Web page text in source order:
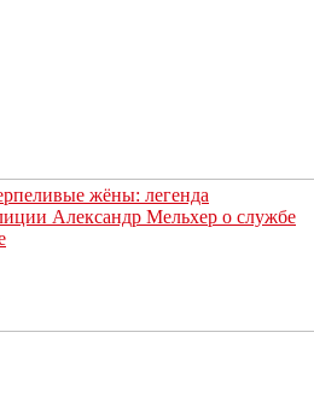
жёны: легенда
Александр Мельхер о службе